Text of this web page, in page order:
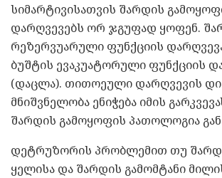
სიმარტივისათვის შარდის
დარღვევებს ორ ჯგუფად ყოფენ.
რეზერვუარული ფუნქციის
ბუშტის ევაკუატორული ფუნქციის
(დაცლა). თითოეული დარღვევის
მნიშვნელობა ენიჭება იმის
შარდის გამოყოფის პათოლოგია
დეტრუზორის პრობლემით თუ
ყელისა და შარდის გამომტანი